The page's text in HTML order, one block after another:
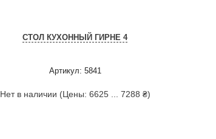
СТОЛ КУХОННЫЙ ГИРНЕ 4
Артикул: 5841
Нет в наличии (Цены: 6625 ... 7288 ₴)